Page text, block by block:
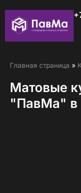
Главная страница »
Матовые
"ПавМа" в